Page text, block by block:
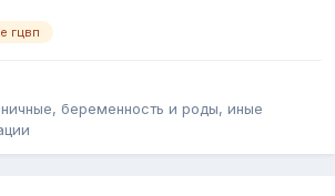
гцвп
беременность и роды, иные